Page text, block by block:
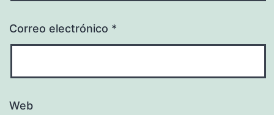
Correo electrónico *
Web